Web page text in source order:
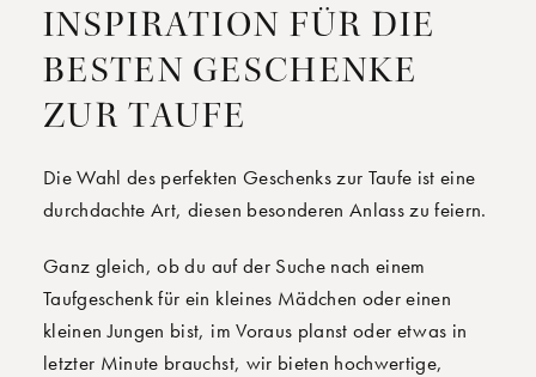
INSPIRATION FÜR DIE
BESTEN GESCHENKE
ZUR TAUFE
Die Wahl des perfekten Geschenks zur Taufe ist eine
durchdachte Art, diesen besonderen Anlass zu feiern.
Ganz gleich, ob du auf der Suche nach einem
Taufgeschenk für ein kleines Mädchen oder einen
kleinen Jungen bist, im Voraus planst oder etwas in
letzter Minute brauchst, wir bieten hochwertige,